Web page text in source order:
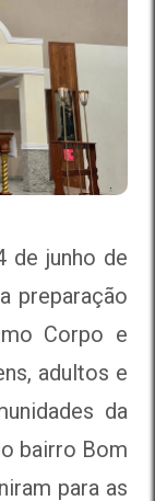
de junho de
preparação
Corpo e
adultos e
da
bairro Bom
para as